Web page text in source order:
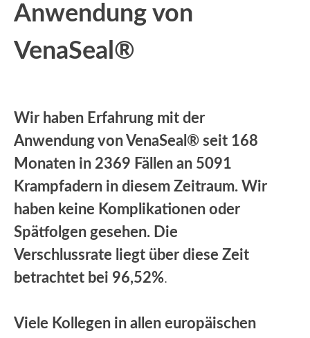
Anwendung von
VenaSeal®
Wir haben Erfahrung mit der
Anwendung von VenaSeal® seit 168
Monaten in 2369 Fällen an 5091
Krampfadern in diesem Zeitraum. Wir
haben keine Komplikationen oder
Spätfolgen gesehen. Die
Verschlussrate liegt über diese Zeit
betrachtet bei 96,52%.
Viele Kollegen in allen europäischen